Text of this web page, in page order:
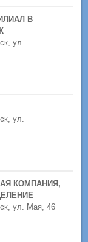
В
ул.
ул.
КОМПАНИЯ,
ул. Мая, 46